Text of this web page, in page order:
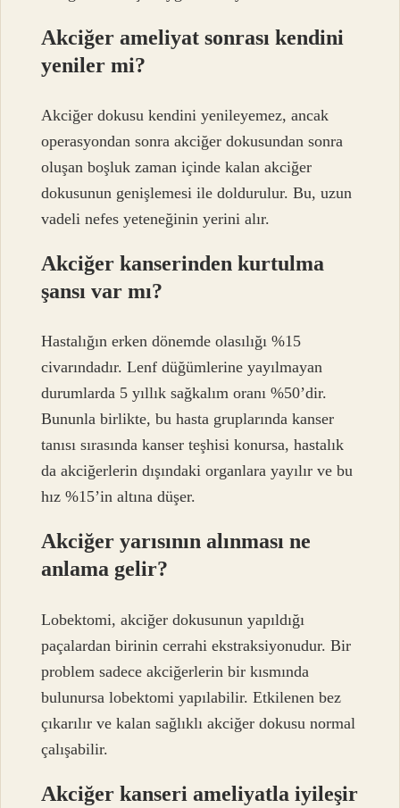
Akciğer ameliyat sonrası kendini
yeniler mi?
Akciğer dokusu kendini yenileyemez, ancak
operasyondan sonra akciğer dokusundan sonra
oluşan boşluk zaman içinde kalan akciğer
dokusunun genişlemesi ile doldurulur. Bu, uzun
vadeli nefes yeteneğinin yerini alır.
Akciğer kanserinden kurtulma
şansı var mı?
Hastalığın erken dönemde olasılığı %15
civarındadır. Lenf düğümlerine yayılmayan
durumlarda 5 yıllık sağkalım oranı %50’dir.
Bununla birlikte, bu hasta gruplarında kanser
tanısı sırasında kanser teşhisi konursa, hastalık
da akciğerlerin dışındaki organlara yayılır ve bu
hız %15’in altına düşer.
Akciğer yarısının alınması ne
anlama gelir?
Lobektomi, akciğer dokusunun yapıldığı
paçalardan birinin cerrahi ekstraksiyonudur. Bir
problem sadece akciğerlerin bir kısmında
bulunursa lobektomi yapılabilir. Etkilenen bez
çıkarılır ve kalan sağlıklı akciğer dokusu normal
çalışabilir.
Akciğer kanseri ameliyatla iyileşir